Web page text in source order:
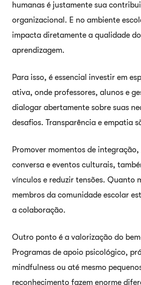
humanas é justamente sua
organizacional. E no ambiente
impacta diretamente a qualidade
aprendizagem.
Para isso, é essencial investir em
ativa, onde professores, alunos e
dialogar abertamente sobre suas
desafios. Transparência e empatia
Promover momentos de
conversa e eventos culturais,
vínculos e reduzir tensões. Quanto
membros da comunidade escolar
a colaboração.
Outro ponto é a valorização do
Programas de apoio psicológico,
mindfulness ou até mesmo
reconhecimento fazem enorme